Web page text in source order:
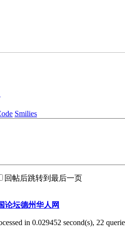
Smilies
回帖后跳转到最后一页
论坛德州华人网
in 0.029452 second(s), 22